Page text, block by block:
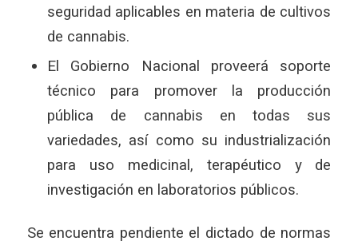
seguridad aplicables en materia de cultivos
de cannabis.
El Gobierno Nacional proveerá soporte
técnico para promover la producción
pública de cannabis en todas sus
variedades, así como su industrialización
para uso medicinal, terapéutico y de
investigación en laboratorios públicos.
Se encuentra pendiente el dictado de normas